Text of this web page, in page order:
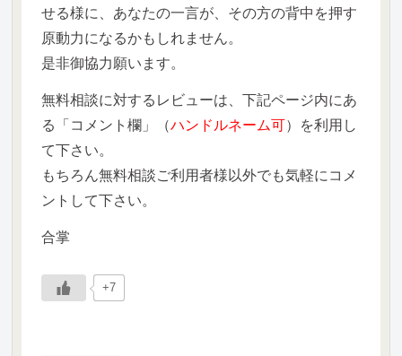
せる様に、あなたの一言が、その方の背中を押す
原動力になるかもしれません。
是非御協力願います。
無料相談に対するレビューは、下記ページ内にあ
る「コメント欄」（ハンドルネーム可）を利用し
て下さい。
もちろん無料相談ご利用者様以外でも気軽にコメ
ントして下さい。
合掌
+7